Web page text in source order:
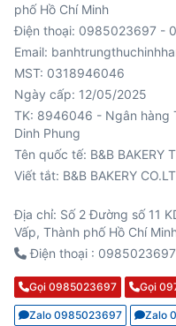
phố Hồ Chí Minh
Điện thoại: 0985023697 -
Email:
MST: 0318946046
Ngày cấp: 12/05/2025
TK: 8946046 - Ngân hàng
Viết tắt: B&B BAKERY
Địa chỉ: Số 2 Đường số 11
Vấp, Thành phố Hồ Chí
Điện thoại :
Gọi 0985023697 Gọi
Zalo 0985023697 Zalo